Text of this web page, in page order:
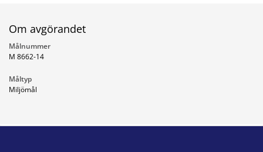
Om avgörandet
Målnummer
M 8662-14
Måltyp
Miljömål